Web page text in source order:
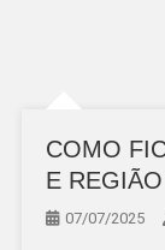
COMO
E
07/07/2025